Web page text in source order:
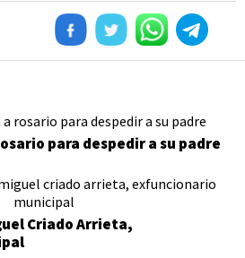
para despedir a su padre
Criado Arrieta,